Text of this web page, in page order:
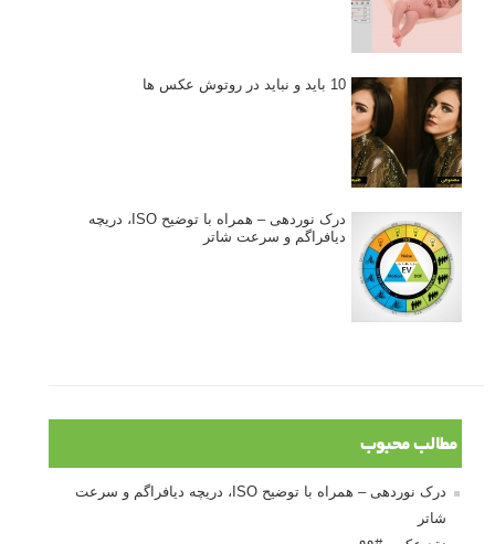
10 باید و نباید در روتوش عکس ها
درک نوردهی – همراه با توضیح ISO، دریچه
دیافراگم و سرعت شاتر
مطالب محبوب
درک نوردهی – همراه با توضیح ISO، دریچه دیافراگم و سرعت
شاتر